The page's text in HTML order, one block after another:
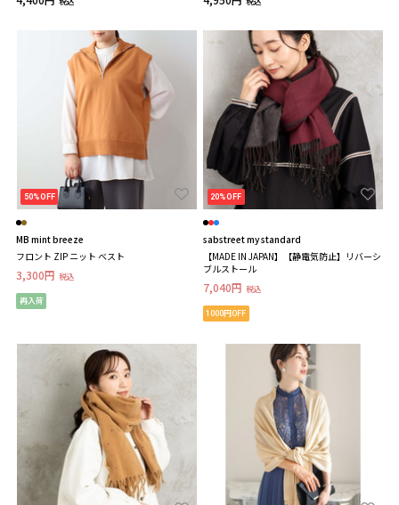
50%OFF
MB mint breeze
フロント ZIP ニット ベスト
3,300円 税込
再入荷
20%OFF
sabstreet my standard
【MADE IN JAPAN】【静電気防止】リバーシ
ブルストール
7,040円 税込
1000円OFF